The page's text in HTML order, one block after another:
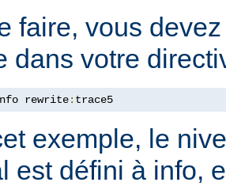
faire, vous
dans votre
rewrite: trace5
exemple, le
est défini à info,